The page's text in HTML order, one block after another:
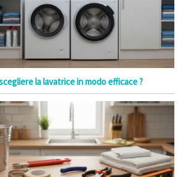
la lavatrice in modo efficace ?